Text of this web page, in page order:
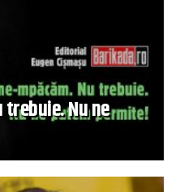
trebuie. Nu ne